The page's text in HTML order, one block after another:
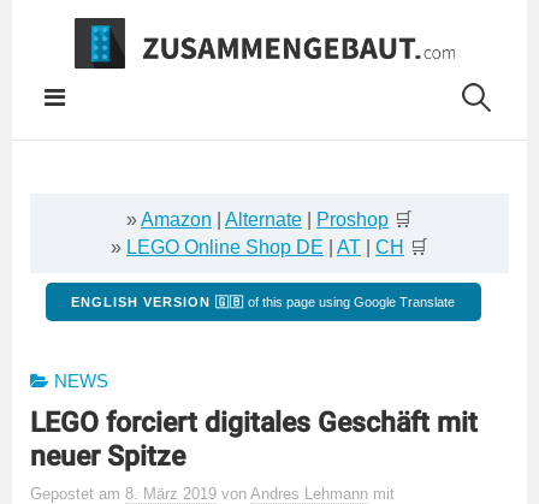
Springe
Inhalt
»Amazon Alternate Proshop 🛒
» LEGO Online Shop DE AT CH 🛒
ENGLISH VERSION 🇬🇧 of this page using Google Translate
NEWS
LEGO forciert digitales Geschäft mit
neuer Spitze
Gepostet am 8. März 2019 von Andres Lehmann mit